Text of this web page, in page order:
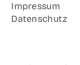
Impres­sum
Daten­schutz